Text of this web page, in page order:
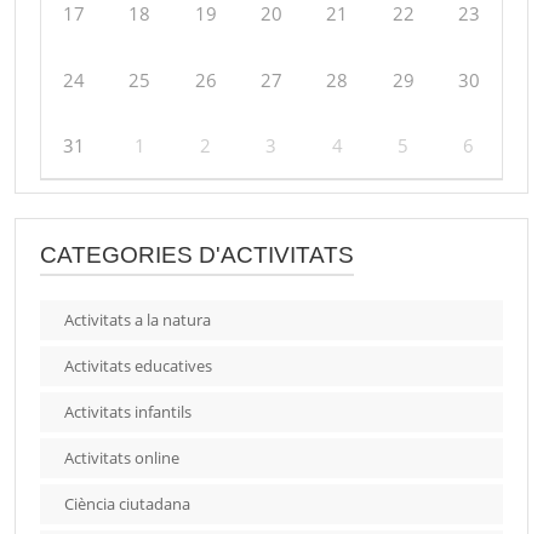
17 18 19 20 21 22 23
24 25 26 27 28 29 30
31 1 2 3 4 5 6
CATEGORIES D'ACTIVITATS
Activitats a la natura
Activitats educatives
Activitats infantils
Activitats online
Ciència ciutadana